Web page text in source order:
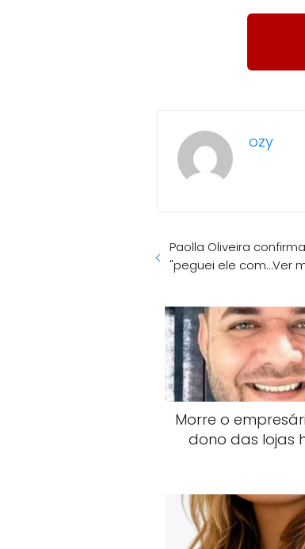
ozy
Paolla Oliveira
"peguei ele com…Ver
Morre o
dono das lojas